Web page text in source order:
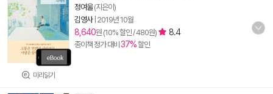
미리읽기
정여울(지은이)
김영사| 2019년 10월
8,640원 (10% 할인 / 480원) 8.4
종이책 정가 대비 37%할인